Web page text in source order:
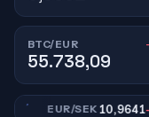
BTC/EUR
55.738,09
EUR/SEK10,9641-